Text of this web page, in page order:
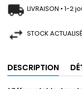
LIVRAISON • 1-
STOCK
DESCRIPTION